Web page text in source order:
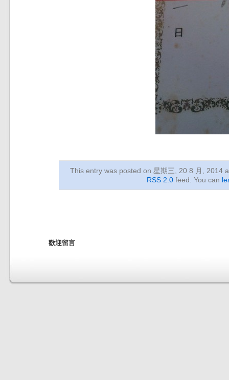
This entry was posted on 星期三, 20 8 月, 2014
RSS 2.0feed. You can
歡迎留言